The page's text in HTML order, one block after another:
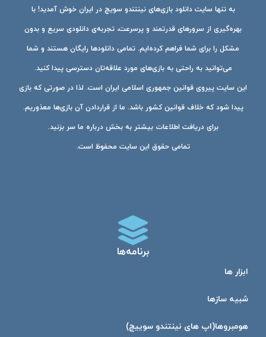
به تنها سایت دانلود بازی‌های نینتندو سویچ در ایران خوش آمدید! با
بهره‌گیری از سرورهای قدرتمند و پرسرعت، تجربه‌ی دانلودی سریع و بدون
مشکل را برای شما فراهم کرده‌ایم. تمامی دانلودها رایگان هستند و شما
می‌توانید به راحتی به بازی‌های مورد علاقه‌تان دسترسی پیدا کنید.
این سایت پیروی قوانین جمهوری اسلامی ایران است. لذا در صورتی که بازی
پیدا شود که خلاف قوانین کشور باشد. ما از قراردادن آن بازی‌ها معذوریم.
برای دریافت اطلاعات بیشتر به بخش درباره ما سر بزنید.
تمامی حقوق این سایت محفوظ است.
برنامه‌ها
ابزار ها
شبیه ساز‌ها
هومبرو‌ها(اپ های نینتندو سوییچ)